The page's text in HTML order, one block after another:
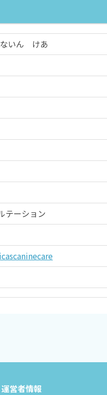
いん けあ
テーション
運営者情報